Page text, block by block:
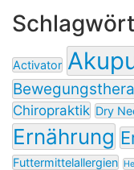
Activator
Chiropraktik Dry
Ernährung
Futtermittelallergien